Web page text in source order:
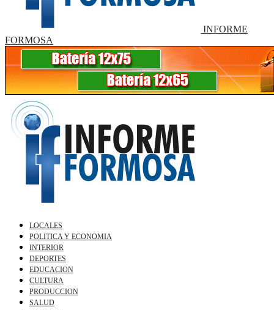
INFORME
FORMOSA
LOCALES
POLITICA Y ECONOMIA
INTERIOR
DEPORTES
EDUCACION
CULTURA
PRODUCCION
SALUD